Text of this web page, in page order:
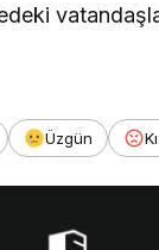
Üzgün